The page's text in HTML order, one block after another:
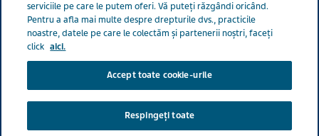
responsabil
serviciile pe care le putem oferi. Vă puteți răzgândi oricând.
Pentru a afla mai multe despre drepturile dvs., practicile
noastre, datele pe care le colectăm și partenerii noștri, faceți
click aici.
Accept toate cookie-urile
Respingeți toate